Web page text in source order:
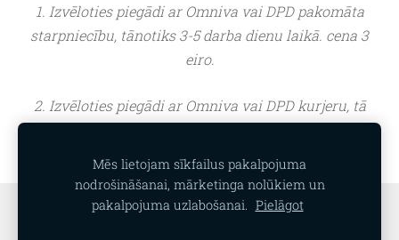
1. Izvēloties piegādi ar Omniva vai DPD pakomāta
starpniecību, tānotiks 3-5 darba dienu laikā. cena 3
eiro.
2. Izvēloties piegādi ar Omniva vai DPD kurjeru, tā
notiks 2-3 darba dienu laikā. cena no 5 eiro Rīgā, no 10
Mēs lietojam sīkfailus pakalpojuma
nodrošināšanai, mārketinga nolūkiem un
pakalpojuma uzlabošanai. Pielāgot